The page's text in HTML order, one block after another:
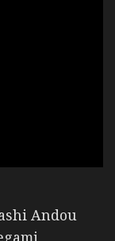
Andou